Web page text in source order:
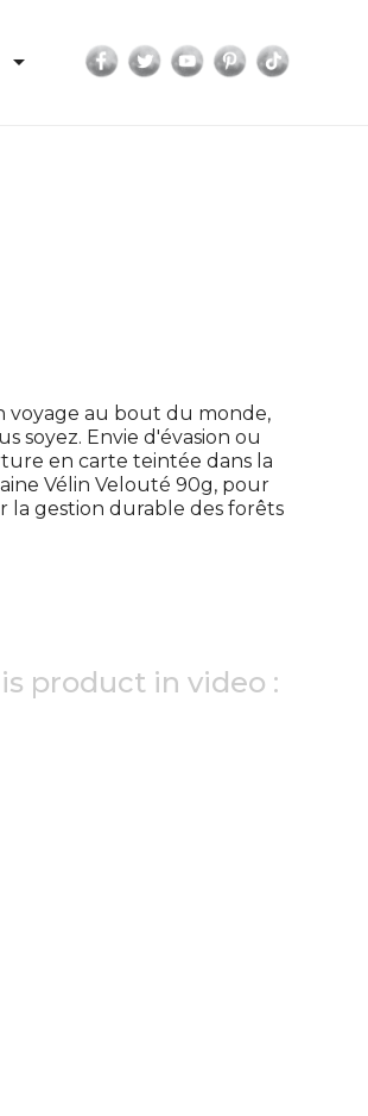
 Facebook
TwitterYouTubePinterest
voyage au bout du monde,
soyez. Envie d'évasion ou
en carte teintée dans la
Vélin Velouté 90g, pour
la gestion durable des forêts
product in video :